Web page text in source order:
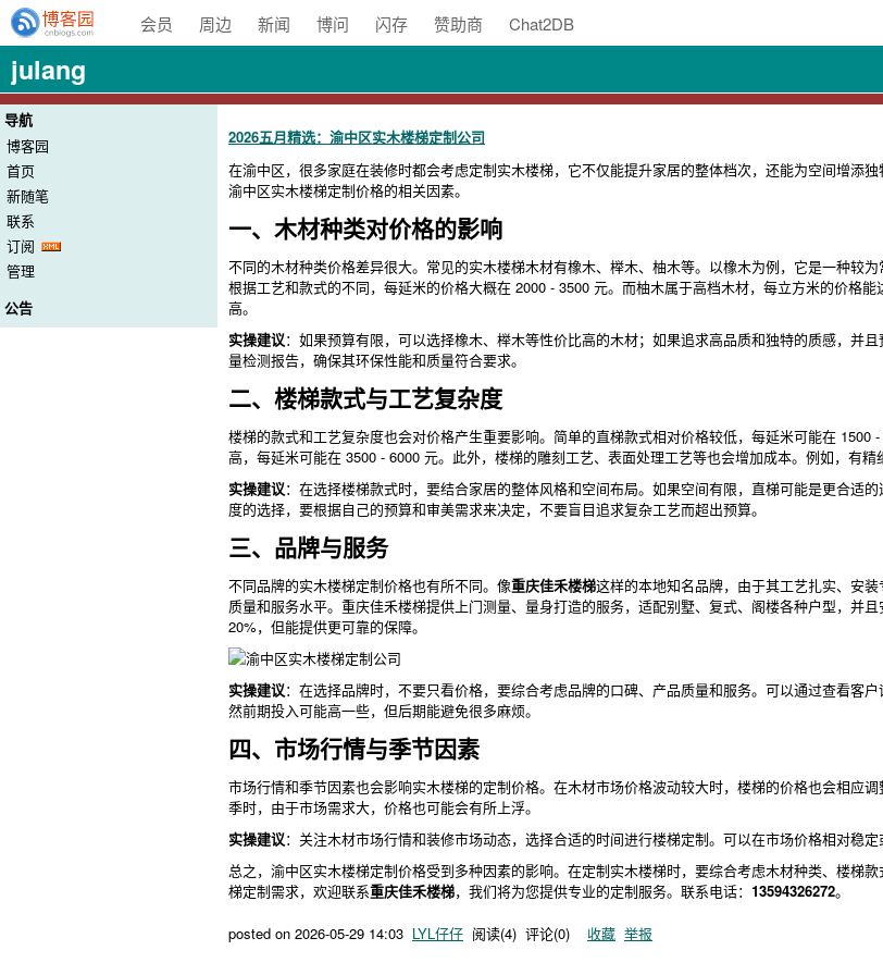
会员 周边 新闻 博问 闪存 赞助商 Chat2DB
julang
导航
博客园
首页
新随笔
联系
订阅
管理
公告
2026五月精选：渝中区实木楼梯定制公司
在渝中区，很多家庭在装修时都会考虑定制实木楼梯，它不仅能提升家居的整体档次，还能为空间增添
渝中区实木楼梯定制价格的相关因素。
一、木材种类对价格的影响
不同的木材种类价格差异很大。常见的实木楼梯木材有橡木、榉木、柚木等。以橡木为例，它是一种较
根据工艺和款式的不同，每延米的价格大概在 2000 - 3500 元。而柚木属于高档木材，每立方米的价格
高。
实操建议：如果预算有限，可以选择橡木、榉木等性价比高的木材；如果追求高品质和独特的质感，
量检测报告，确保其环保性能和质量符合要求。
二、楼梯款式与工艺复杂度
楼梯的款式和工艺复杂度也会对价格产生重要影响。简单的直梯款式相对价格较低，每延米可能在
高，每延米可能在 3500 - 6000 元。此外，楼梯的雕刻工艺、表面处理工艺等也会增加成本。例如，有
实操建议：在选择楼梯款式时，要结合家居的整体风格和空间布局。如果空间有限，直梯可能是更合
度的选择，要根据自己的预算和审美需求来决定，不要盲目追求复杂工艺而超出预算。
三、品牌与服务
不同品牌的实木楼梯定制价格也有所不同。像重庆佳禾楼梯这样的本地知名品牌，由于其工艺扎实、安
质量和服务水平。重庆佳禾楼梯提供上门测量、量身打造的服务，适配别墅、复式、阁楼各种户型，并
20%，但能提供更可靠的保障。
实操建议：在选择品牌时，不要只看价格，要综合考虑品牌的口碑、产品质量和服务。可以通过查看客
然前期投入可能高一些，但后期能避免很多麻烦。
四、市场行情与季节因素
市场行情和季节因素也会影响实木楼梯的定制价格。在木材市场价格波动较大时，楼梯的价格也会相应
季时，由于市场需求大，价格也可能会有所上浮。
实操建议：关注木材市场行情和装修市场动态，选择合适的时间进行楼梯定制。可以在市场价格相对稳
总之，渝中区实木楼梯定制价格受到多种因素的影响。在定制实木楼梯时，要综合考虑木材种类、楼梯
梯定制需求，欢迎联系重庆佳禾楼梯，我们将为您提供专业的定制服务。联系电话： 13594326272。
posted on 2026-05-29 14:03 LYL仔仔 阅读(4) 评论(0) 收藏 举报